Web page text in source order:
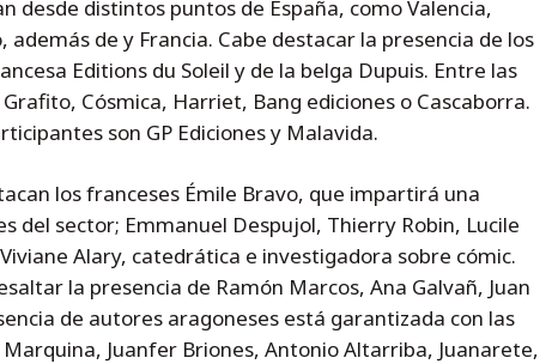
desde distintos puntos de España, como Valencia,
además de y Francia. Cabe destacar la presencia de los
Editions du Soleil y de la belga Dupuis. Entre las
Cósmica, Harriet, Bang ediciones o Cascaborra.
son GP Ediciones y Malavida.
los franceses Émile Bravo, que impartirá una
del sector; Emmanuel Despujol, Thierry Robin, Lucile
Alary, catedrática e investigadora sobre cómic.
la presencia de Ramón Marcos, Ana Galvañ, Juan
de autores aragoneses está garantizada con las
Juanfer Briones, Antonio Altarriba, Juanarete,